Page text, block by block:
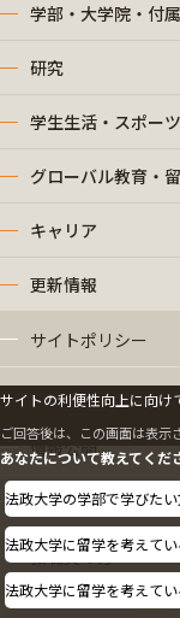
学部・大学院・付
研究
学生生活・スポーツ
グローバル教育・
キャリア
更新情報
サイトポリシー
プライバシーポリシ
情報公開
採用情報
教職員の方へ
サイトの利便性向上に向け
ご回答後は、この画面は表示
あなたについて教えてくだ
法政大学の学部で学びた
法政大学に留学を考えてい
法政大学に留学を考えてい